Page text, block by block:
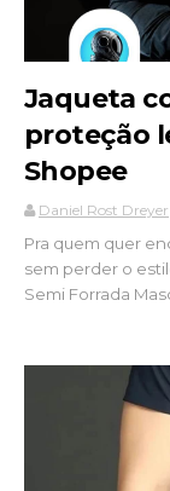
Jaqueta
proteção
Shopee
Daniel Rost Dreyer
Pra quem quer
sem perder o
Semi Forrada